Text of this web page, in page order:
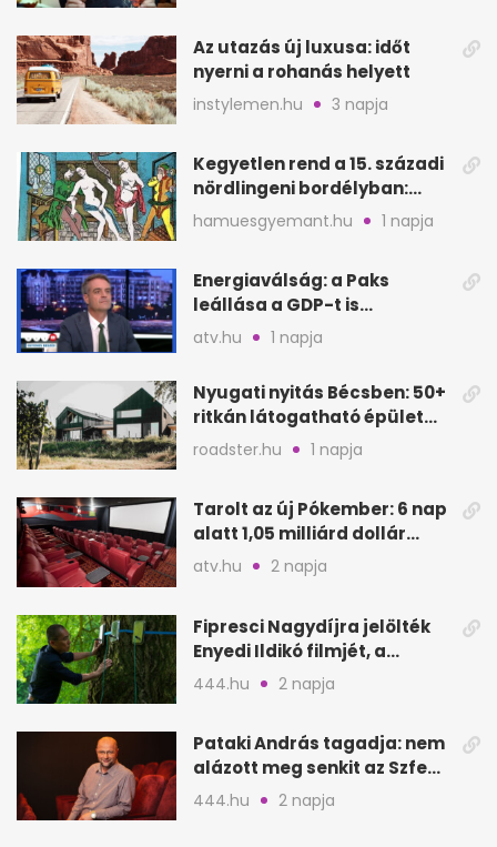
Az utazás új luxusa: időt
nyerni a rohanás helyett
instylemen.hu 3 napja
Kegyetlen rend a 15. századi
nördlingeni bordélyban:
verés, éheztetés
hamuesgyemant.hu 1 napja
Energiaválság: a Paks
leállása a GDP-t is
megütheti, int az
Oeconomus
atv.hu 1 napja
Nyugati nyitás Bécsben: 50+
ritkán látogatható épület
nyílik meg
roadster.hu 1 napja
Tarolt az új Pókember: 6 nap
alatt 1,05 milliárd dollár
bevétel
atv.hu 2 napja
Fipresci Nagydíjra jelölték
Enyedi Ildikó filmjét, a
Csendes barátot
444.hu 2 napja
Pataki András tagadja: nem
alázott meg senkit az Szfe
felvételijén
444.hu 2 napja